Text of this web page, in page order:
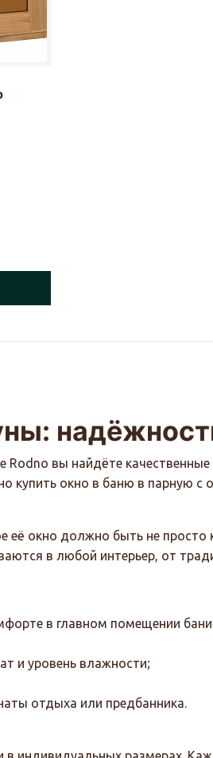
вы найдёте
купить окно в баню в парную
её окно должно быть не
в любой интерьер, от
в главном помещении
и уровень влажности;
отдыха или предбанника.